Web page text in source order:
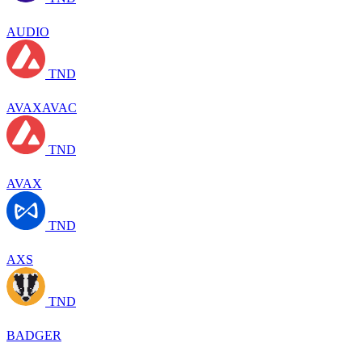
AUDIO
TND
AVAXAVAC
TND
AVAX
TND
AXS
TND
BADGER